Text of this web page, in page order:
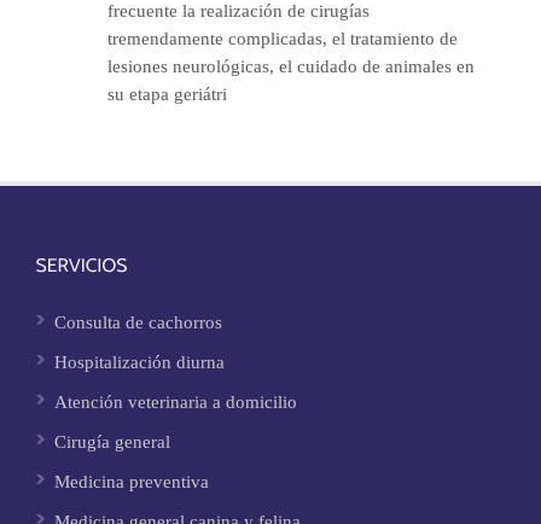
frecuente la realización de cirugías
tremendamente complicadas, el tratamiento de
lesiones neurológicas, el cuidado de animales en
su etapa geriátri
Consulta de cachorros
Hospitalización diurna
Atención veterinaria a domicilio
Cirugía general
Medicina preventiva